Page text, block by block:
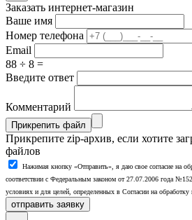
Заказать интернет-магазин
Ваше имя
Номер телефона
Email
88 ÷ 8 =
Введите ответ
Комментарий
Прикрепить файл
Прикрепите zip-архив, если хотите
файлов
Нажимая кнопку «Отправить», я даю свое согласие на
соответствии с Федеральным законом от 27.07.2006 года
условиях и для целей, определенных в Согласии на
отправить заявку